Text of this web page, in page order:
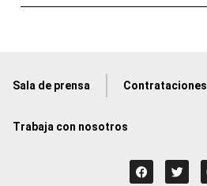
Sala de prensa Contrataciones
Trabaja con nosotros